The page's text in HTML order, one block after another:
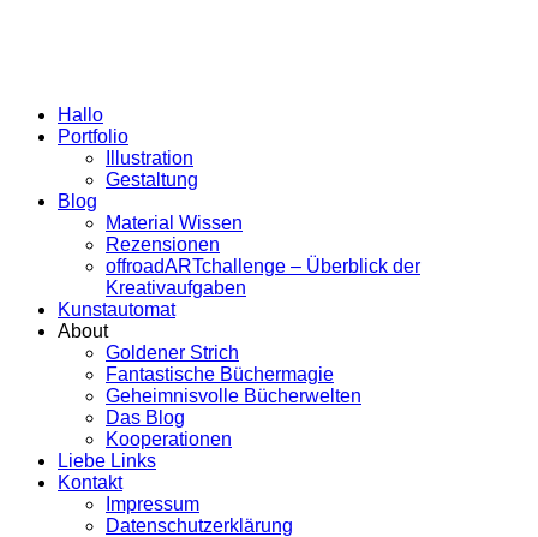
Hallo
Portfolio
Illustration
Gestaltung
Blog
Material Wissen
Rezensionen
offroadARTchallenge – Überblick der
Kreativaufgaben
Kunstautomat
About
Goldener Strich
Fantastische Büchermagie
Geheimnisvolle Bücherwelten
Das Blog
Kooperationen
Liebe Links
Kontakt
Impressum
Datenschutzerklärung